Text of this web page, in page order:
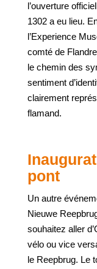
l’ouverture
1302 a eu lieu.
l’Experience
comté de
le chemin des
sentiment
clairement
flamand.
pont
Un autre
Nieuwe
souhaitez aller
vélo ou vice
le Reepbrug. Le